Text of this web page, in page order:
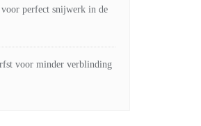
voor perfect snijwerk in de
voor minder verblinding